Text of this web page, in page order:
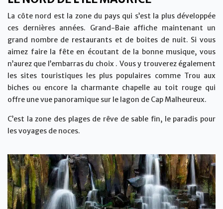
La côte nord est la zone du pays qui s’est la plus développée
ces dernières années. Grand-Baie affiche maintenant un
grand nombre de restaurants et de boites de nuit. Si vous
aimez faire la fête en écoutant de la bonne musique, vous
n’aurez que l’embarras du choix . Vous y trouverez également
les sites touristiques les plus populaires comme Trou aux
biches ou encore la charmante chapelle au toit rouge qui
offre une vue panoramique sur le lagon de Cap Malheureux.
C’est la zone des plages de rêve de sable fin, le paradis pour
les voyages de noces.